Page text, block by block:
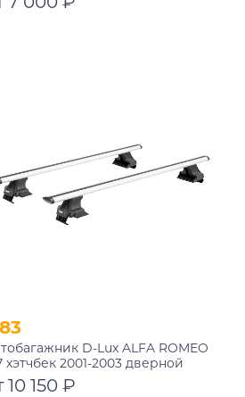
D-Lux ALFA ROMEO
хэтчбек 2001-2003 дверной
аэро-трэвэл с замком
10 150 ₽